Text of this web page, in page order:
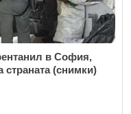
в София,
страната (снимки)